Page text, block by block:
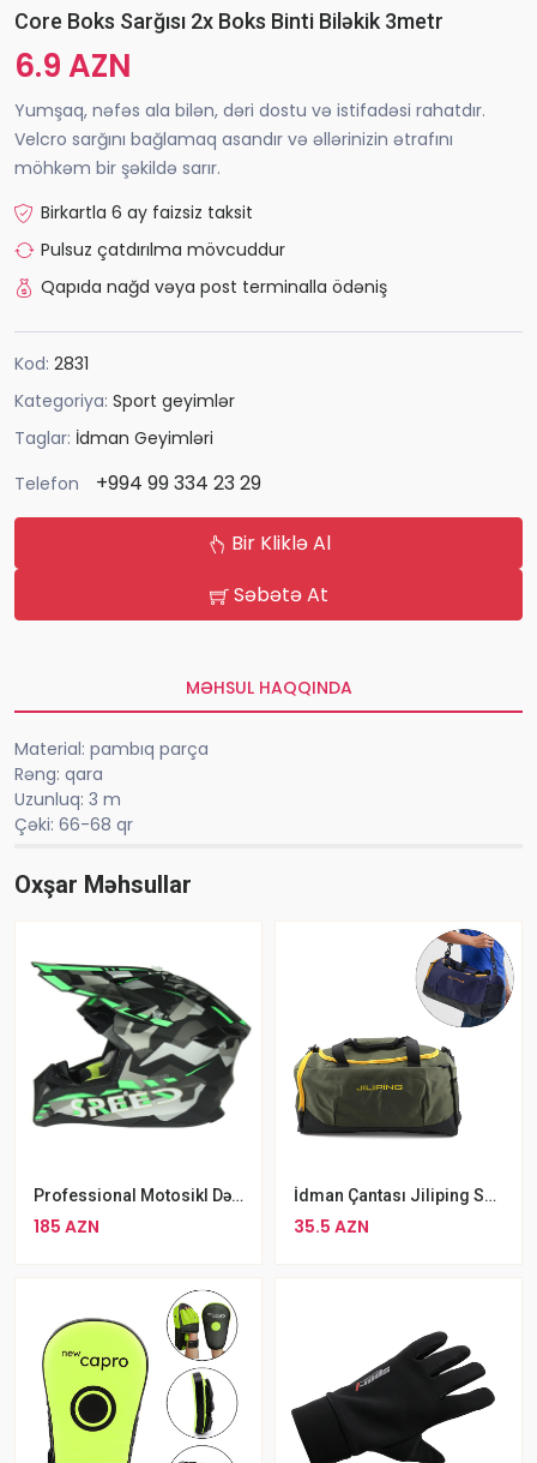
Core Boks Sarğısı 2x Boks Binti Biləkik 3metr
6.9 AZN
Yumşaq, nəfəs ala bilən, dəri dostu və istifadəsi rahatdır.
Velcro sarğını bağlamaq asandır və əllərinizin ətrafını
möhkəm bir şəkildə sarır.
Birkartla 6 ay faizsiz taksit
Pulsuz çatdırılma mövcuddur
Qapıda nağd vəya post terminalla ödəniş
Kod: 2831
Kategoriya: Sport geyimlər
Taglar: İdman Geyimləri
Telefon
+994 99 334 23 29
Bir Kliklə Al
Səbətə At
MƏHSUL HAQQINDA
Material: pambıq parça
Rəng: qara
Uzunluq: 3 m
Çəki: 66-68 qr
Oxşar Məhsullar
Professional Motosikl Dəbilqəsi WLT-189, Uniseks Kask
185 AZN
İdman Çantası Jiliping Suya Davamlı Çanta Sport Yaşıl
35.5 AZN